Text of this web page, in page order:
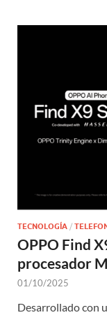
TECNOLOGÍA /
OPPO Find
procesador
01/10/2025
Desarrollado con